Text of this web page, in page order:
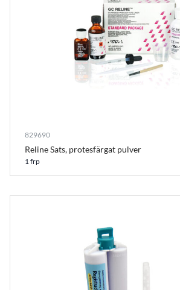
829690
Reline Sats, protesfärgat pulver
1 frp